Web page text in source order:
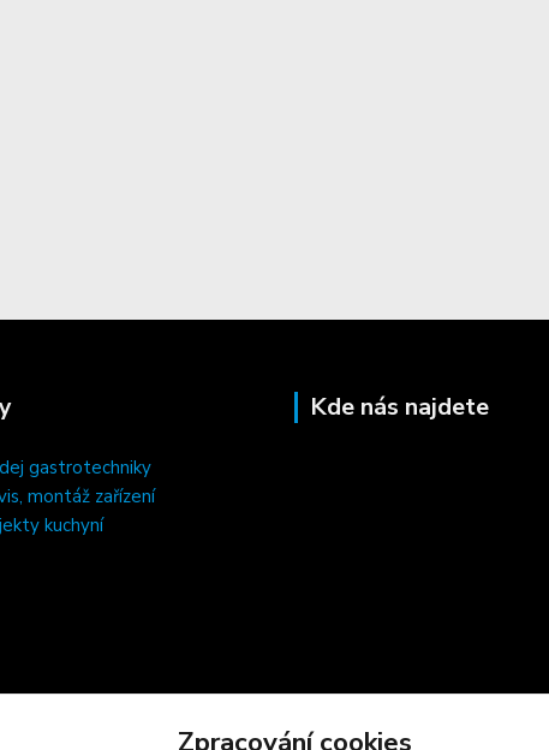
gastrotechniky
montáž zařízení
kuchyní
Kde nás najdete
Zpracování cookies